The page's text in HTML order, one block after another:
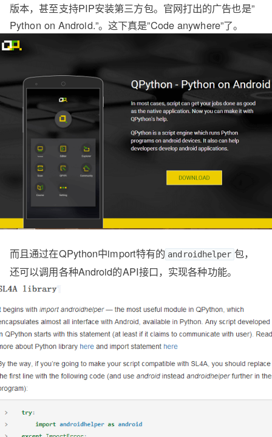
版本，甚至支持PIP安装第三方包。官网打出的广告也是”
Python on Android.”。这下真是”Code anywhere”了。
而且通过在QPython中import特有的 androidhelper 包，
还可以调用各种Android的API接口，实现各种功能。